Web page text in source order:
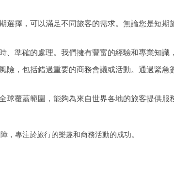
選擇，可以滿足不同旅客的需求。無論您是短
準確的處理。我們擁有豐富的經驗和專業知識
，包括錯過重要的商務會議或活動。通過緊急
球覆蓋範圍，能夠為來自世界各地的旅客提供
，專注於旅行的樂趣和商務活動的成功。